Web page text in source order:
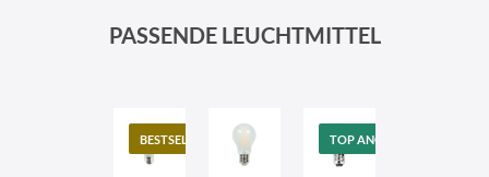
PASSENDE LEUCHTMITTEL
BESTSELLER TOP ANGEBOT